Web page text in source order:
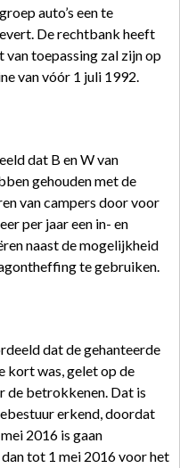
auto’s een te
De rechtbank heeft
toepassing zal zijn op
van vóór 1 juli 1992.
dat B en W van
gehouden met de
van campers door voor
per jaar een in- en
naast de mogelijkheid
te gebruiken.
dat de gehanteerde
kort was, gelet op de
de betrokkenen. Dat is
erkend, doordat
2016 is gaan
tot 1 mei 2016 voor het